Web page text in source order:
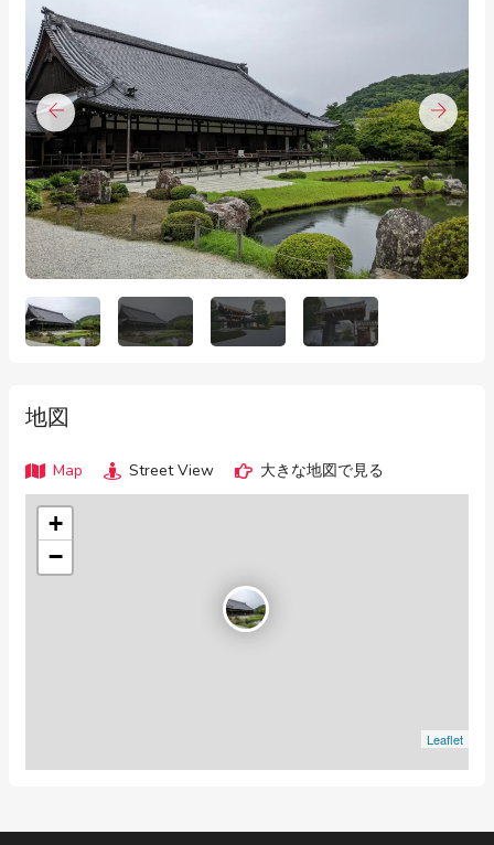
地図
Map Street View 大きな地図で見る
+
−
Leaflet